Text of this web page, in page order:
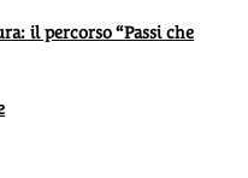
il percorso “Passi che